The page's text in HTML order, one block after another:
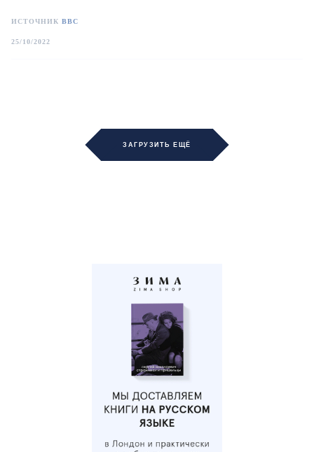
ИСТОЧНИК BBC
25/10/2022
ЗАГРУЗИТЬ ЕЩЁ